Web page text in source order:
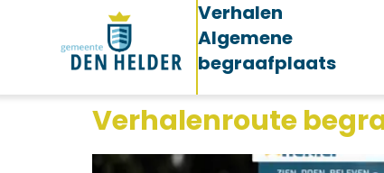
Verhalen
Algemene
begraafplaats
Verhalenroute